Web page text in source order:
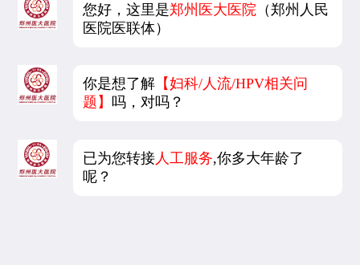
您好，这里是郑州医大医院 （郑州人民
医院医联体）
你是想了解 【妇科/人流/HPV相关问
题】吗，对吗？
已为您转接 人工服务,你多大年龄了
呢？